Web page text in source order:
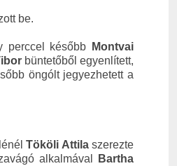
be.
perccel később
Montvai
büntetőből egyenlített,
öngólt jegyezhetett a
Tököli Attila szerezte
alkalmával
Bartha